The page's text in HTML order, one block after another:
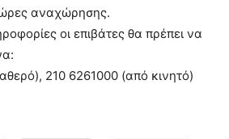
ώρες αναχώρησης.
οι επιβάτες θα πρέπει να
210 6261000 (από κινητό)